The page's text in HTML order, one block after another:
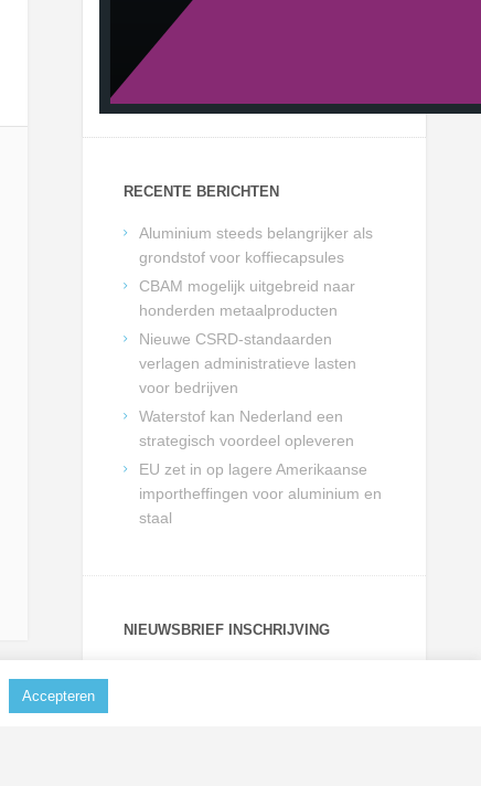
RECENTE BERICHTEN
Aluminium steeds belangrijker als
grondstof voor koffiecapsules
CBAM mogelijk uitgebreid naar
honderden metaalproducten
Nieuwe CSRD-standaarden
verlagen administratieve lasten
voor bedrijven
Waterstof kan Nederland een
strategisch voordeel opleveren
EU zet in op lagere Amerikaanse
importheffingen voor aluminium en
staal
NIEUWSBRIEF INSCHRIJVING
Accepteren